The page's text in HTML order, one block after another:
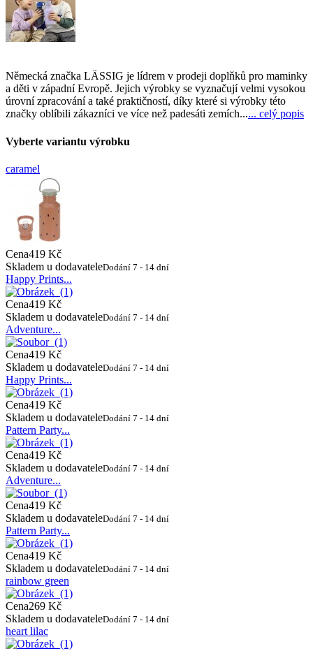
Německá značka LÄSSIG je lídrem v prodeji doplňků pro maminky
a děti v západní Evropě. Jejich výrobky se vyznačují velmi vysokou
úrovní zpracování a také praktičností, díky které si výrobky této
značky oblíbili zákazníci ve více než padesáti zemích...... celý popis
Vyberte variantu výrobku
caramel
Cena419 Kč
Skladem u dodavateleDodání 7 - 14 dní
Happy Prints...
Cena419 Kč
Skladem u dodavateleDodání 7 - 14 dní
Adventure...
Cena419 Kč
Skladem u dodavateleDodání 7 - 14 dní
Happy Prints...
Cena419 Kč
Skladem u dodavateleDodání 7 - 14 dní
Pattern Party...
Cena419 Kč
Skladem u dodavateleDodání 7 - 14 dní
Adventure...
Cena419 Kč
Skladem u dodavateleDodání 7 - 14 dní
Pattern Party...
Cena419 Kč
Skladem u dodavateleDodání 7 - 14 dní
rainbow green
Cena269 Kč
Skladem u dodavateleDodání 7 - 14 dní
heart lilac